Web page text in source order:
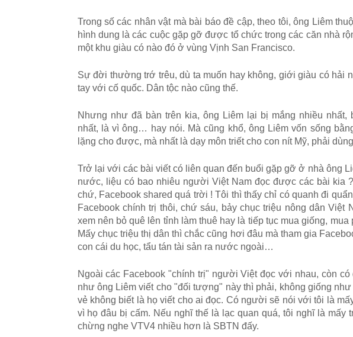
Trong số các nhân vật mà bài báo đề cập, theo tôi, ông Liêm
hình dung là các cuộc gặp gỡ được tổ chức trong các căn nhà
một khu giàu có nào đó ở vùng Vịnh San Francisco.
Sự đời thường trớ trêu, dù ta muốn hay không, giới giàu có hải
tay với cố quốc. Dân tộc nào cũng thế.
Nhưng như đã bàn trên kia, ông Liêm lại bị mắng nhiều nhất,
nhất, là vì ông… hay nói. Mà cũng khổ, ông Liêm vốn sống
lặng cho được, mà nhất là dạy môn triết cho con nít Mỹ, phải
Trở lại với các bài viết có liên quan đến buổi gặp gỡ ở nhà ông
nước, liệu có bao nhiêu người Việt Nam đọc được các bài kia
chứ, Facebook shared quá trời ! Tôi thì thấy chỉ có quanh đi
Facebook chính trị thôi, chứ sáu, bảy chục triệu nông dân Việt
xem nên bỏ quê lên tỉnh làm thuê hay là tiếp tục mua giống,
Mấy chục triệu thị dân thì chắc cũng hơi đâu mà tham gia
con cái du học, tẩu tán tài sản ra nước ngoài…
Ngoài các Facebook "chính trị" người Việt đọc với nhau, còn
như ông Liêm viết cho "đối tượng" này thì phải, không giống
vẻ không biết là họ viết cho ai đọc. Có người sẽ nói với tôi là
vì họ đâu bị cấm. Nếu nghĩ thế là lạc quan quá, tôi nghĩ là mấy
chừng nghe VTV4 nhiều hơn là SBTN đấy.